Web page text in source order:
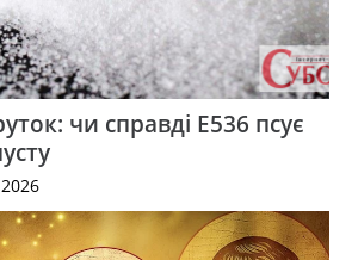
чи справді Е536 псує